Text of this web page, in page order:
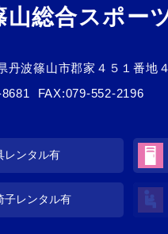
山総合スポー
丹波篠山市郡家４５１番地４
FAX:079-552-2196
レンタル有
子レンタル有